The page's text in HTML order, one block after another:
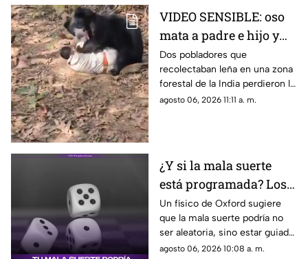
VIDEO SENSIBLE: oso
mata a padre e hijo y
deja a una persona
herida
Dos pobladores que
recolectaban leña en una zona
forestal de la India perdieron la
vida; un oficial fue reportado
agosto 06, 2026 11:11 a. m.
¿Y si la mala suerte
está programada? Los
patrones ocultos detrás
del azar
Un físico de Oxford sugiere
que la mala suerte podría no
ser aleatoria, sino estar guiada
por leyes ocultas y fuerzas
agosto 06, 2026 10:08 a. m.